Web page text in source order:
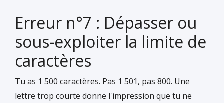
Erreur n°7 : Dépasser ou
sous-exploiter la limite de
caractères
Tu as 1 500 caractères. Pas 1 501, pas 800. Une
lettre trop courte donne l'impression que tu ne